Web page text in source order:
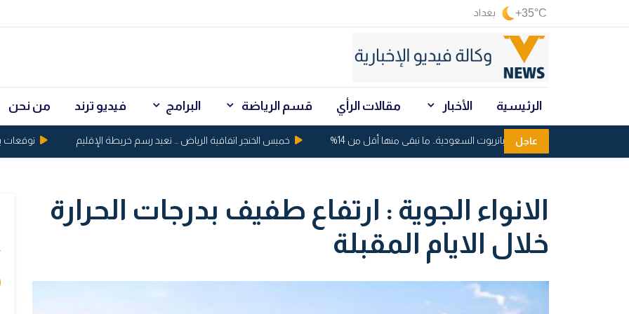
+35°C بغداد
الرئيسية الأخبار مقالات الرأي قسم الرياضة البرامج فيديو ترند من نحن
عاجل
استنزاف صواريخ باتريوت السعودية.. ما تبقى منها أقل من 14% خميس الخنجر اتفاقية الرياض ... تعيد رسم خريطة الإقليم توقعات بكسر الذهب
الانواء الجوية : ارتفاع طفيف بدرجات الحرارة
خلال الايام المقبلة